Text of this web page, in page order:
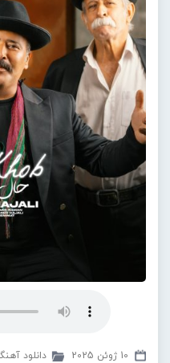
10 ژوئن 2025 دانلود